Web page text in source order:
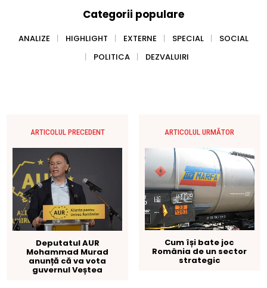
Categorii populare
ANALIZE HIGHLIGHT EXTERNE SPECIAL
SOCIAL
POLITICA
DEZVALUIRI
ARTICOLUL PRECEDENT
Deputatul AUR
Mohammad Murad
anunță că va vota
guvernul Veștea
ARTICOLUL URMĂTOR
Cum își bate joc
România de un sector
strategic